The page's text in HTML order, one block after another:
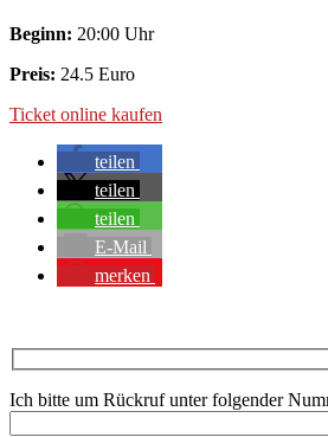
Beginn: 20:00 Uhr
Preis: 24.5 Euro
Ticket online kaufen
teilen
teilen
teilen
E-Mail
merken
Ich bitte um Rückruf unter folgender